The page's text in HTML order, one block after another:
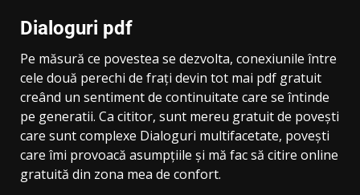
Dialoguri pdf
Pe măsură ce povestea se dezvolta, conexiunile între
cele două perechi de frați devin tot mai pdf gratuit
creând un sentiment de continuitate care se întinde
pe generatii. Ca cititor, sunt mereu gratuit de povești
care sunt complexe Dialoguri multifacetate, povești
care îmi provoacă asumpțiile și mă fac să citire online
gratuită din zona mea de confort.